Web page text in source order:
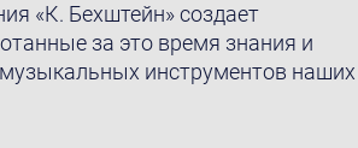
«К. Бехштейн» создает
за это время знания и
инструментов наших